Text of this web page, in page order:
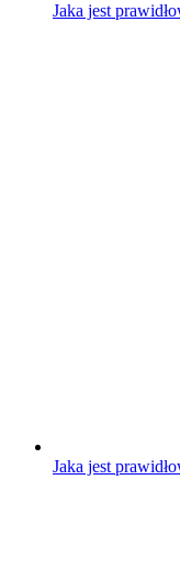
Jaka jest
Jaka jest